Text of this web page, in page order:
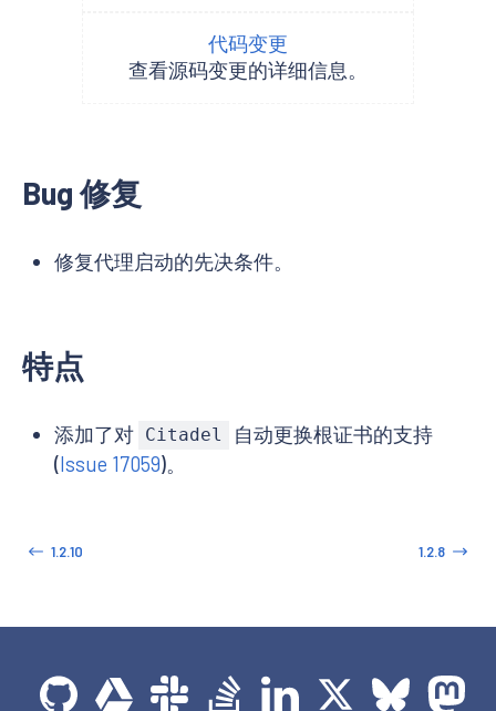
代码变更
查看源码变更的详细信息。
Bug 修复
修复代理启动的先决条件。
特点
添加了对 Citadel
自动更换根证书的支持
(Issue 17059)。
1.2.10 1.2.8